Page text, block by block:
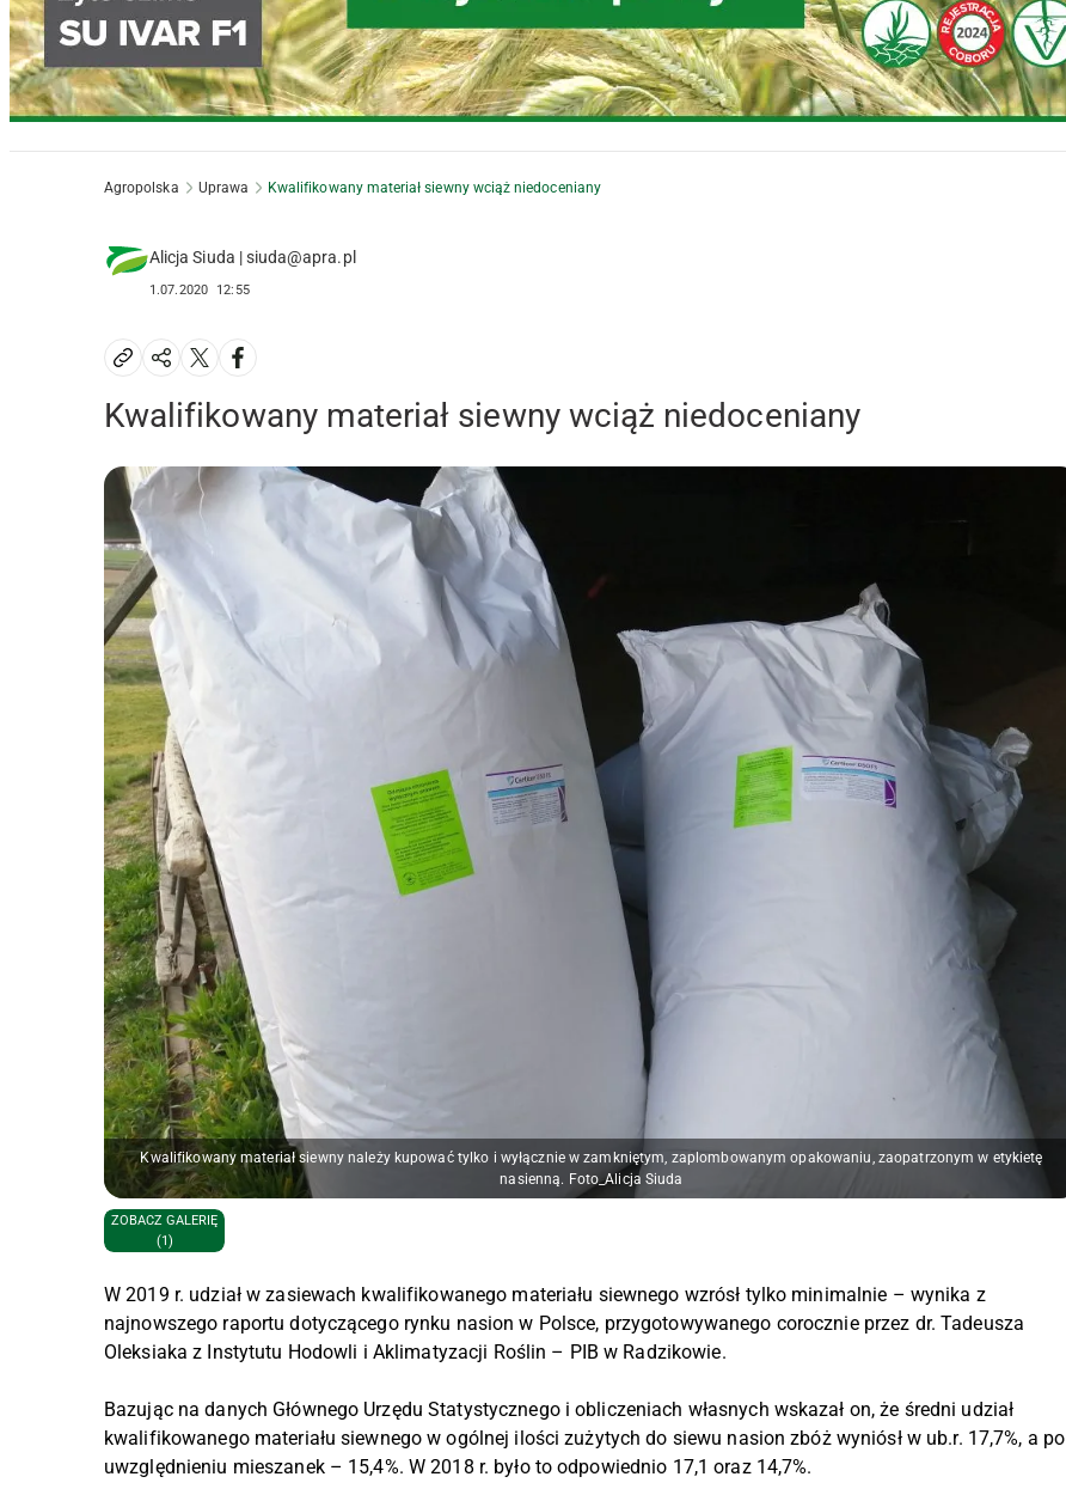
Agropolska Uprawa Kwalifikowany materiał siewny wciąż niedoceniany
Alicja Siuda | siuda@apra.pl
1.07.2020 12:55
Kwalifikowany materiał siewny wciąż niedoceniany
Kwalifikowany materiał siewny należy kupować tylko i wyłącznie w zamkniętym, zaplombowanym opakowaniu, zaopatrzonym w etykietę
nasienną. Foto_Alicja Siuda
ZOBACZ GALERIĘ
(1)
W 2019 r. udział w zasiewach kwalifikowanego materiału siewnego wzrósł tylko minimalnie – wynika z
najnowszego raportu dotyczącego rynku nasion w Polsce, przygotowywanego corocznie przez dr. Tadeusza
Oleksiaka z Instytutu Hodowli i Aklimatyzacji Roślin – PIB w Radzikowie.
Bazując na danych Głównego Urzędu Statystycznego i obliczeniach własnych wskazał on, że średni udział
kwalifikowanego materiału siewnego w ogólnej ilości zużytych do siewu nasion zbóż wyniósł w ub.r. 17,7%, a po
uwzględnieniu mieszanek – 15,4%. W 2018 r. było to odpowiednio 17,1 oraz 14,7%.